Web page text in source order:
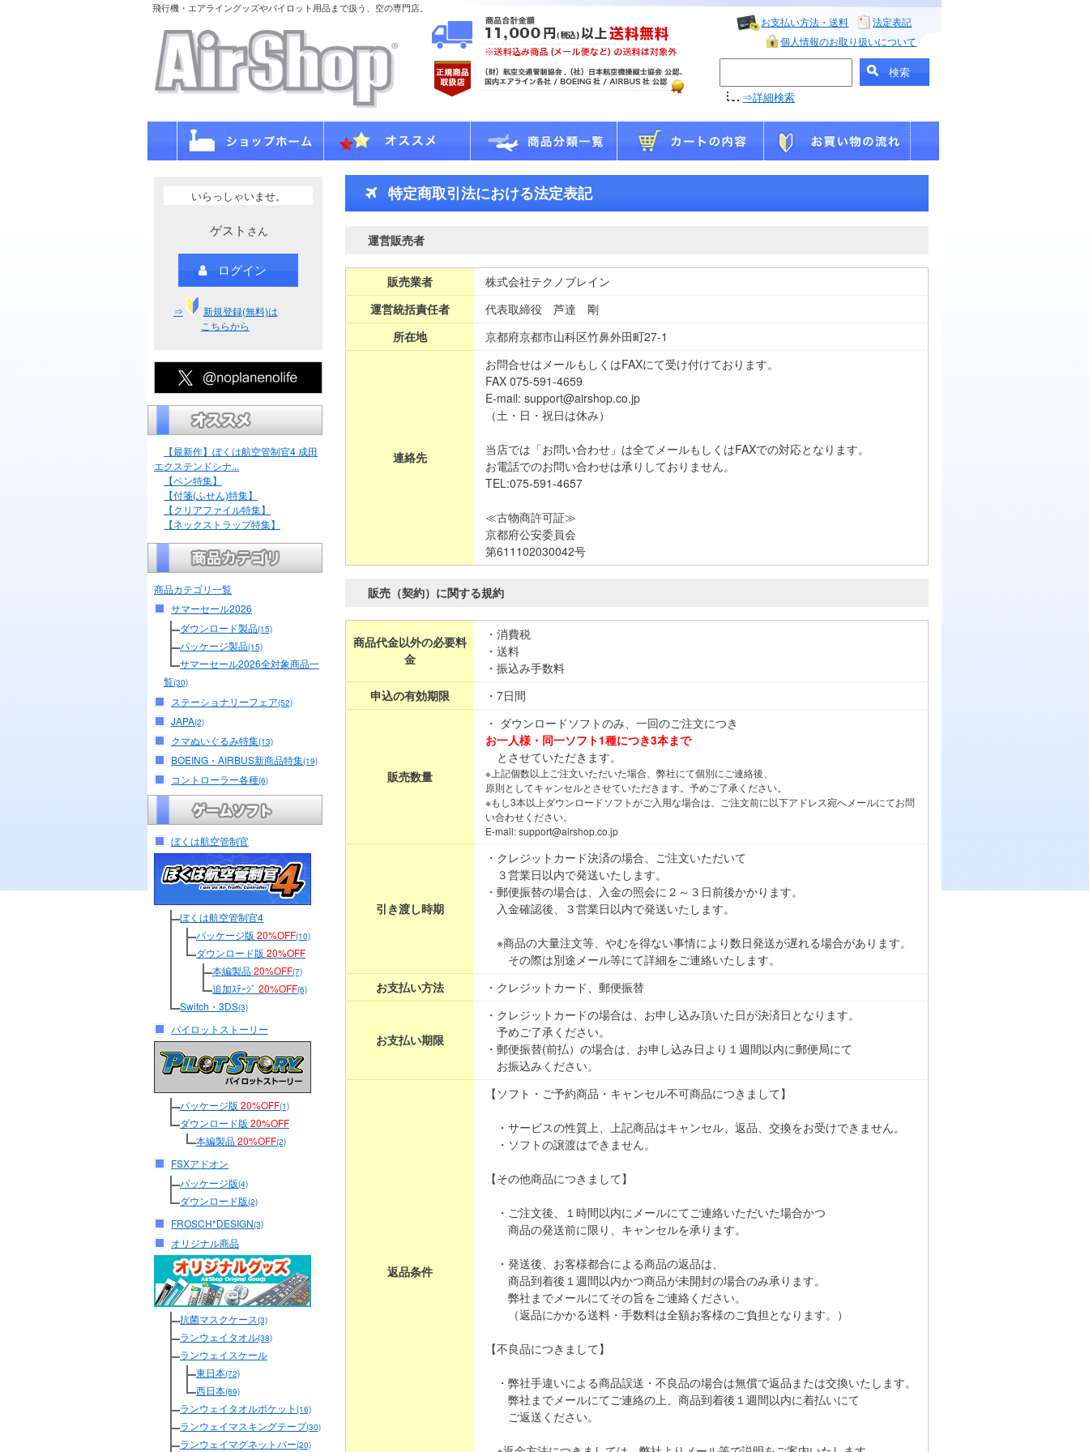
飛行機・エアライングッズやパイロット用品まで扱う、空の専門店。
お支払い方法・送料
法定表記
個人情報のお取り扱いについて
⇒詳細検索
いらっしゃいませ。
ゲスト さん
ログイン
⇒
新規登録(無料)は
こちらから
【最新作】ぼくは航空管制官4 成田
エクステンドシナ...
【ペン特集】
【付箋(ふせん)特集】
【クリアファイル特集】
【ネックストラップ特集】
商品カテゴリ一覧
サマーセール2026
ダウンロード製品(15)
パッケージ製品(15)
サマーセール2026全対象商品一
覧(30)
ステーショナリーフェア(52)
JAPA(2)
クマぬいぐるみ特集(13)
BOEING・AIRBUS新商品特集(19)
コントローラー各種(6)
ぼくは航空管制官
ぼくは航空管制官4
パッケージ版 20%OFF(10)
ダウンロード版 20%OFF
本編製品20%OFF(7)
追加ｽﾃｰｼﾞ 20%OFF(6)
Switch・3DS(3)
パイロットストーリー
パッケージ版 20%OFF(1)
ダウンロード版 20%OFF
本編製品20%OFF(2)
FSXアドオン
パッケージ版(4)
ダウンロード版(2)
FROSCH*DESIGN(3)
オリジナル商品
抗菌マスクケース(3)
ランウェイタオル(38)
ランウェイスケール
東日本(72)
西日本(89)
ランウェイタオルポケット (16)
ランウェイマスキングテープ(30)
ランウェイマグネットバー(20)
特定商取引法における法定表記
運営販売者
販売業者
株式会社テクノブレイン
運営統括責任者
代表取締役 芦達 剛
所在地
京都府京都市山科区竹鼻外田町27-1
連絡先
お問合せはメールもしくはFAXにて受け付けております。
FAX 075-591-4659
E-mail: support@airshop.co.jp
（土・日・祝日は休み）
当店では「お問い合わせ」は全てメールもしくはFAXでの対応となります。
お電話でのお問い合わせは承りしておりません。
TEL:075-591-4657
≪古物商許可証≫
京都府公安委員会
第611102030042号
販売（契約）に関する規約
商品代金以外の必要料
金
・消費税
・送料
・振込み手数料
申込の有効期限
・7日間
販売数量
・ ダウンロードソフトのみ、一回のご注文につき
お一人様・同一ソフト1種につき3本まで
とさせていただきます。
※上記個数以上ご注文いただいた場合、弊社にて個別にご連絡後、
原則としてキャンセルとさせていただきます。予めご了承ください。
※もし3本以上ダウンロードソフトがご入用な場合は、ご注文前に以下アドレス宛へメールにてお問
い合わせください。
E-mail: support@airshop.co.jp
引き渡し時期
・クレジットカード決済の場合、ご注文いただいて
３営業日以内で発送いたします。
・郵便振替の場合は、入金の照会に２～３日前後かかります。
入金確認後、３営業日以内で発送いたします。
※商品の大量注文等、やむを得ない事情により数日発送が遅れる場合があります。
その際は別途メール等にて詳細をご連絡いたします。
お支払い方法
・クレジットカード、郵便振替
お支払い期限
・クレジットカードの場合は、お申し込み頂いた日が決済日となります。
予めご了承ください。
・郵便振替(前払）の場合は、お申し込み日より１週間以内に郵便局にて
お振込みください。
返品条件
【ソフト・ご予約商品・キャンセル不可商品につきまして】
・サービスの性質上、上記商品はキャンセル、返品、交換をお受けできません。
・ソフトの譲渡はできません。
【その他商品につきまして】
・ご注文後、１時間以内にメールにてご連絡いただいた場合かつ
商品の発送前に限り、キャンセルを承ります。
・発送後、お客様都合による商品の返品は、
商品到着後１週間以内かつ商品が未開封の場合のみ承ります。
弊社までメールにてその旨をご連絡ください。
（返品にかかる送料・手数料は全額お客様のご負担となります。）
【不良品につきまして】
・弊社手違いによる商品誤送・不良品の場合は無償で返品または交換いたします。
弊社までメールにてご連絡の上、商品到着後１週間以内に着払いにて
ご返送ください。